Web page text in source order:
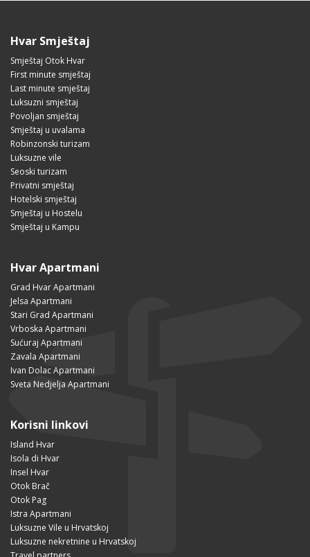
Hvar Smještaj
Smještaj Otok Hvar
First minute smještaj
Last minute smještaj
Luksuzni smještaj
Povoljan smještaj
Smještaj u uvalama
Robinzonski turizam
Luksuzne vile
Seoski turizam
Privatni smještaj
Hotelski smještaj
Smještaj u Hostelu
Smještaj u Kampu
Hvar Apartmani
Grad Hvar Apartmani
Jelsa Apartmani
Stari Grad Apartmani
Vrboska Apartmani
Sućuraj Apartmani
Zavala Apartmani
Ivan Dolac Apartmani
Sveta Nedjelja Apartmani
Korisni linkovi
Island Hvar
Isola di Hvar
Insel Hvar
Otok Brač
Otok Pag
Istra Apartmani
Luksuzne Vile u Hrvatskoj
Luksuzne nekretnine u Hrvatskoj